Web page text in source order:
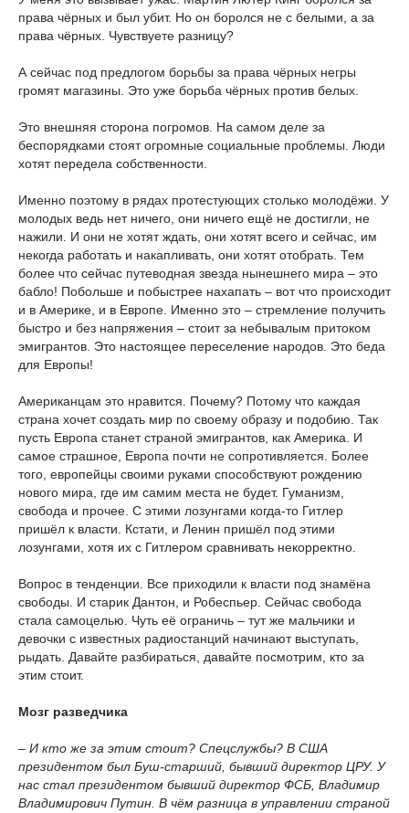
права чёрных и был убит. Но он боролся не с белыми, а за
права чёрных. Чувствуете разницу?
А сейчас под предлогом борьбы за права чёрных негры
громят магазины. Это уже борьба чёрных против белых.
Это внешняя сторона погромов. На самом деле за
беспорядками стоят огромные социальные проблемы. Люди
хотят передела собственности.
Именно поэтому в рядах протестующих столько молодёжи. У
молодых ведь нет ничего, они ничего ещё не достигли, не
нажили. И они не хотят ждать, они хотят всего и сейчас, им
некогда работать и накапливать, они хотят отобрать. Тем
более что сейчас путеводная звезда нынешнего мира – это
бабло! Побольше и побыстрее нахапать – вот что происходит
и в Америке, и в Европе. Именно это – стремление получить
быстро и без напряжения – стоит за небывалым притоком
эмигрантов. Это настоящее переселение народов. Это беда
для Европы!
Американцам это нравится. Почему? Потому что каждая
страна хочет создать мир по своему образу и подобию. Так
пусть Европа станет страной эмигрантов, как Америка. И
самое страшное, Европа почти не сопротивляется. Более
того, европейцы своими руками способствуют рождению
нового мира, где им самим места не будет. Гуманизм,
свобода и прочее. С этими лозунгами когда-то Гитлер
пришёл к власти. Кстати, и Ленин пришёл под этими
лозунгами, хотя их с Гитлером сравнивать некорректно.
Вопрос в тенденции. Все приходили к власти под знамёна
свободы. И старик Дантон, и Робеспьер. Сейчас свобода
стала самоцелью. Чуть её ограничь – тут же мальчики и
девочки с известных радиостанций начинают выступать,
рыдать. Давайте разбираться, давайте посмотрим, кто за
этим стоит.
Мозг разведчика
– И кто же за этим стоит? Спецслужбы? В США
президентом был Буш-старший, бывший директор ЦРУ. У
нас стал президентом бывший директор ФСБ, Владимир
Владимирович Путин. В чём разница в управлении страной